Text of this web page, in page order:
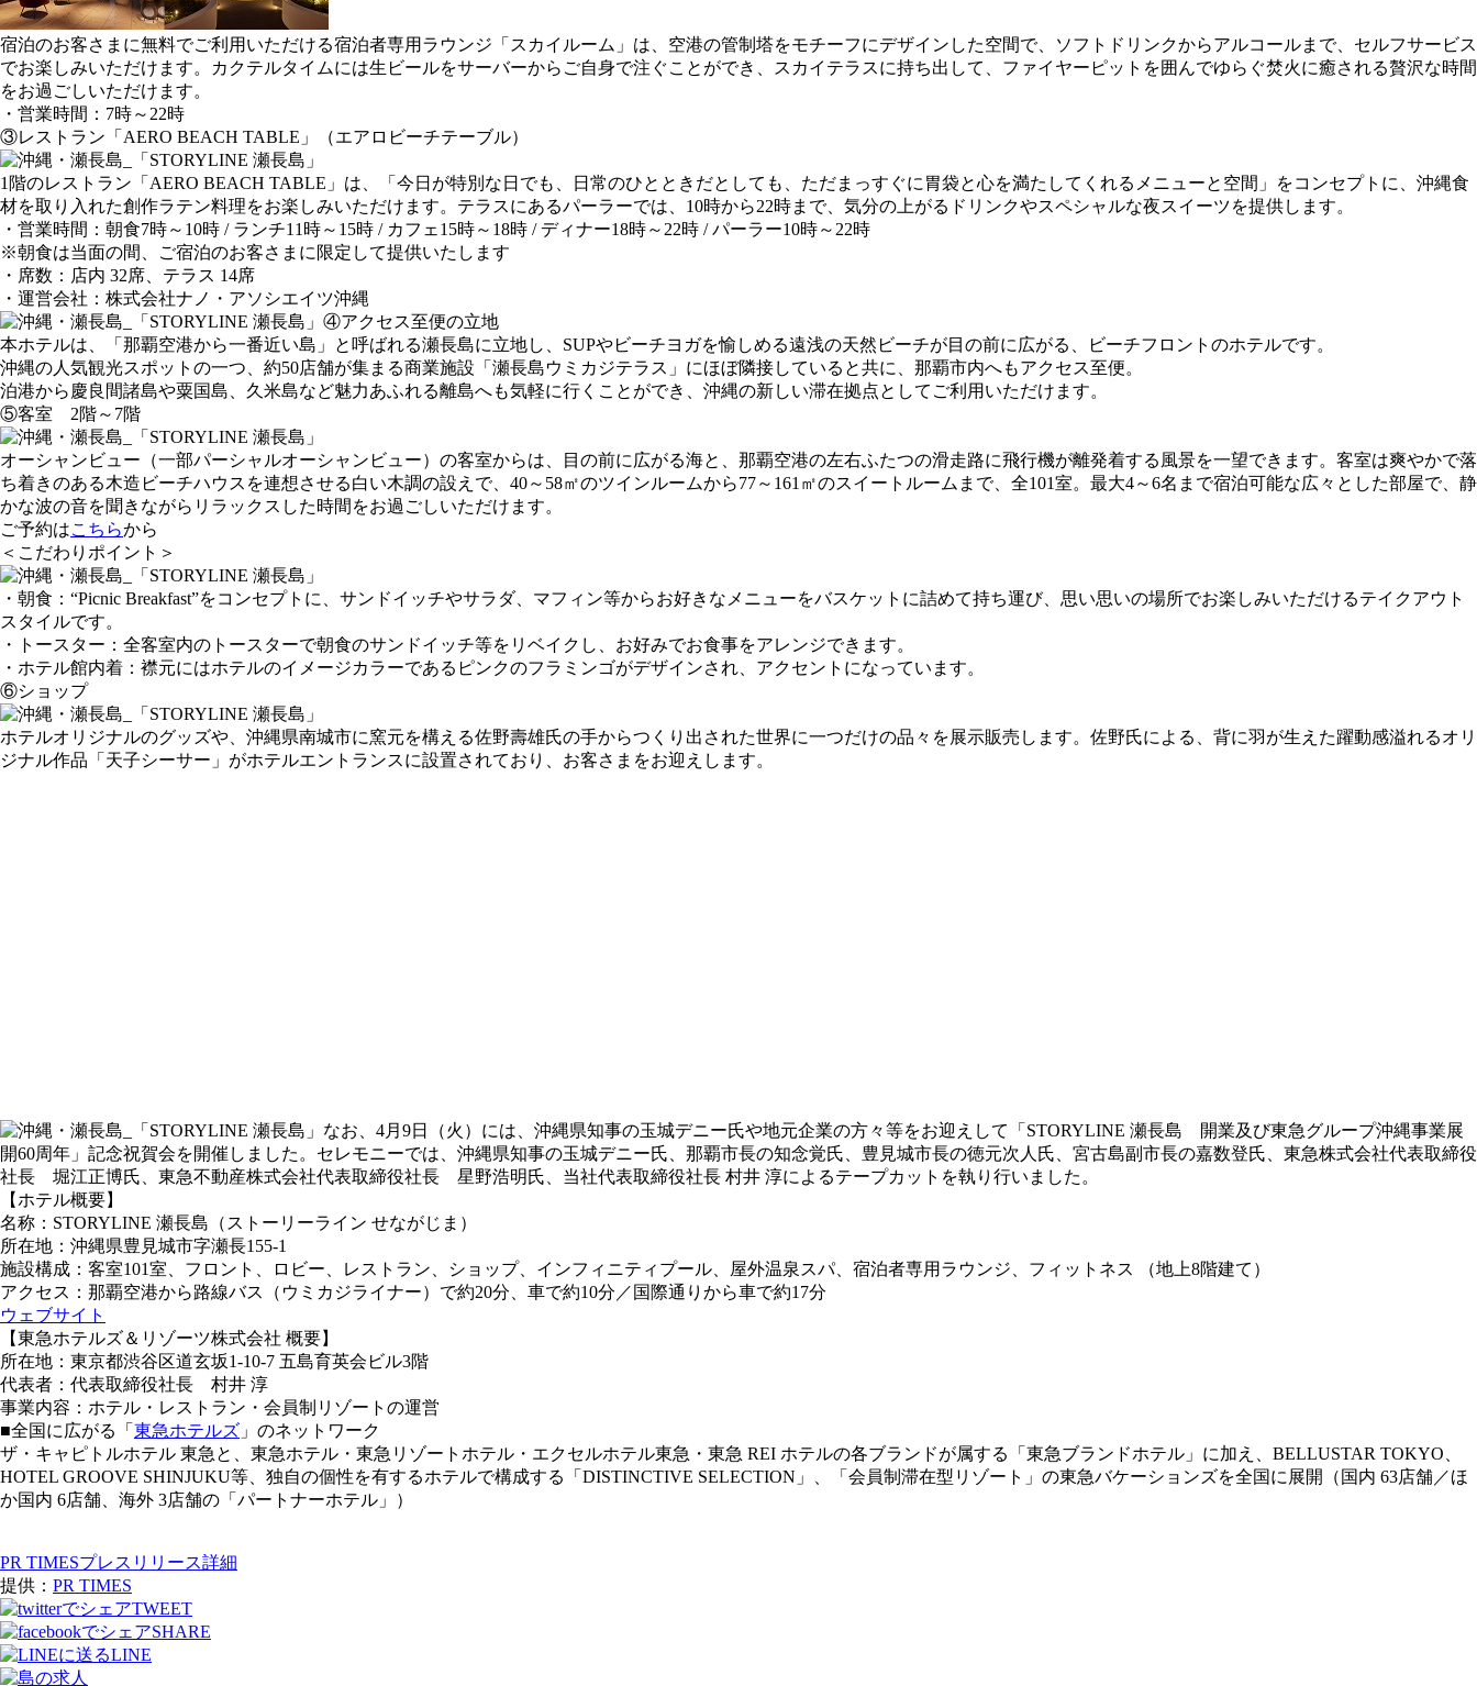
宿泊のお客さまに無料でご利用いただける宿泊者専用ラウンジ「スカイルーム」は、空港の管制塔をモチーフにデザインした空間で、ソフトドリンクからアルコールまで、セルフサービス
でお楽しみいただけます。カクテルタイムには生ビールをサーバーからご自身で注ぐことができ、スカイテラスに持ち出して、ファイヤーピットを囲んでゆらぐ焚火に癒される贅沢な時間
をお過ごしいただけます。
・営業時間：7時～22時
③レストラン「AERO BEACH TABLE」（エアロビーチテーブル）
1階のレストラン「AERO BEACH TABLE」は、「今日が特別な日でも、日常のひとときだとしても、ただまっすぐに胃袋と心を満たしてくれるメニューと空間」をコンセプトに、沖縄食
材を取り入れた創作ラテン料理をお楽しみいただけます。テラスにあるパーラーでは、10時から22時まで、気分の上がるドリンクやスペシャルな夜スイーツを提供します。
・営業時間：朝食7時～10時 / ランチ11時～15時 / カフェ15時～18時 / ディナー18時～22時 / パーラー10時～22時
※朝食は当面の間、ご宿泊のお客さまに限定して提供いたします
・席数：店内 32席、テラス 14席
・運営会社：株式会社ナノ・アソシエイツ沖縄
④アクセス至便の立地
本ホテルは、「那覇空港から一番近い島」と呼ばれる瀬長島に立地し、SUPやビーチヨガを愉しめる遠浅の天然ビーチが目の前に広がる、ビーチフロントのホテルです。
沖縄の人気観光スポットの一つ、約50店舗が集まる商業施設「瀬長島ウミカジテラス」にほぼ隣接していると共に、那覇市内へもアクセス至便。
泊港から慶良間諸島や粟国島、久米島など魅力あふれる離島へも気軽に行くことができ、沖縄の新しい滞在拠点としてご利用いただけます。
⑤客室 2階～7階
オーシャンビュー（一部パーシャルオーシャンビュー）の客室からは、目の前に広がる海と、那覇空港の左右ふたつの滑走路に飛行機が離発着する風景を一望できます。客室は爽やかで落
ち着きのある木造ビーチハウスを連想させる白い木調の設えで、40～58㎡のツインルームから77～161㎡のスイートルームまで、全101室。最大4～6名まで宿泊可能な広々とした部屋で、静
かな波の音を聞きながらリラックスした時間をお過ごしいただけます。
ご予約はこちらから
＜こだわりポイント＞
・朝食：“Picnic Breakfast”をコンセプトに、サンドイッチやサラダ、マフィン等からお好きなメニューをバスケットに詰めて持ち運び、思い思いの場所でお楽しみいただけるテイクアウト
スタイルです。
・トースター：全客室内のトースターで朝食のサンドイッチ等をリベイクし、お好みでお食事をアレンジできます。
・ホテル館内着：襟元にはホテルのイメージカラーであるピンクのフラミンゴがデザインされ、アクセントになっています。
⑥ショップ
ホテルオリジナルのグッズや、沖縄県南城市に窯元を構える佐野壽雄氏の手からつくり出された世界に一つだけの品々を展示販売します。佐野氏による、背に羽が生えた躍動感溢れるオリ
ジナル作品「天子シーサー」がホテルエントランスに設置されており、お客さまをお迎えします。
なお、4月9日（火）には、沖縄県知事の玉城デニー氏や地元企業の方々等をお迎えして「STORYLINE 瀬長島 開業及び東急グループ沖縄事業展
開60周年」記念祝賀会を開催しました。セレモニーでは、沖縄県知事の玉城デニー氏、那覇市長の知念覚氏、豊見城市長の徳元次人氏、宮古島副市長の嘉数登氏、東急株式会社代表取締役
社長 堀江正博氏、東急不動産株式会社代表取締役社長 星野浩明氏、当社代表取締役社長 村井 淳によるテープカットを執り行いました。
【ホテル概要】
名称：STORYLINE 瀬長島（ストーリーライン せながじま）
所在地：沖縄県豊見城市字瀬長155-1
施設構成：客室101室、フロント、ロビー、レストラン、ショップ、インフィニティプール、屋外温泉スパ、宿泊者専用ラウンジ、フィットネス （地上8階建て）
アクセス：那覇空港から路線バス（ウミカジライナー）で約20分、車で約10分／国際通りから車で約17分
ウェブサイト
【東急ホテルズ＆リゾーツ株式会社 概要】
所在地：東京都渋谷区道玄坂1-10-7 五島育英会ビル3階
代表者：代表取締役社長 村井 淳
事業内容：ホテル・レストラン・会員制リゾートの運営
■全国に広がる「 東急ホテルズ 」のネットワーク
ザ・キャピトルホテル 東急と、東急ホテル・東急リゾートホテル・エクセルホテル東急・東急 REI ホテルの各ブランドが属する「東急ブランドホテル」に加え、BELLUSTAR TOKYO、
HOTEL GROOVE SHINJUKU等、独自の個性を有するホテルで構成する「DISTINCTIVE SELECTION」、「会員制滞在型リゾート」の東急バケーションズを全国に展開（国内 63店舗／ほ
か国内 6店舗、海外 3店舗の「パートナーホテル」）
PR TIMESプレスリリース詳細
提供： PR TIMES
TWEET
SHARE
LINE